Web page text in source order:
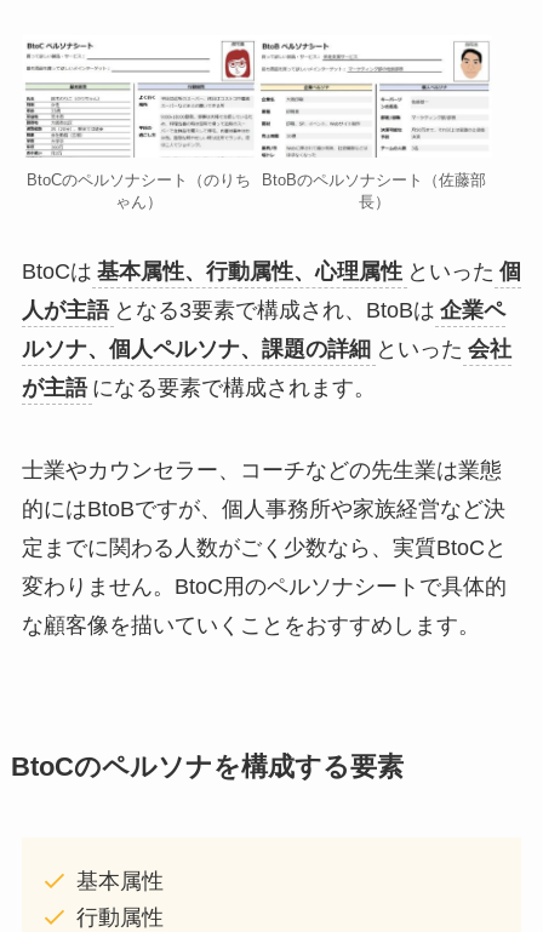
BtoCのペルソナシート（のりち
ゃん）
BtoBのペルソナシート（佐藤部
長）
BtoCは 基本属性、行動属性、心理属性 といった 個
人が主語 となる3要素で構成され、BtoBは 企業ペ
ルソナ、個人ペルソナ、課題の詳細 といった 会社
が主語 になる要素で構成されます。
士業やカウンセラー、コーチなどの先生業は業態
的にはBtoBですが、個人事務所や家族経営など決
定までに関わる人数がごく少数なら、実質BtoCと
変わりません。BtoC用のペルソナシートで具体的
な顧客像を描いていくことをおすすめします。
BtoCのペルソナを構成する要素
基本属性
行動属性